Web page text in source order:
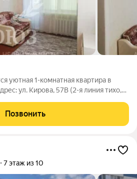
уютная 1-комнатная квартира в
ул. Кирова, 57В (2-я линия тихо,
Позвонить
7 этаж из 10